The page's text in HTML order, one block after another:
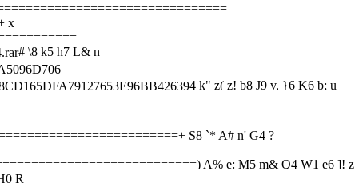
x
# \8 k5 h7 L& n
4 k" z( z! b8 J9 v, }6 K6 b; u
+ S8 `* A# n' G4 ?
) A% e: M5 m& Q4 W1 e6 ]! z
R